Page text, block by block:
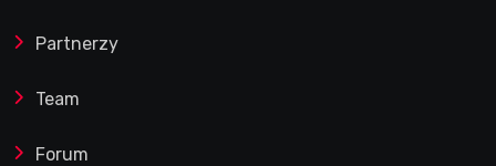
Partnerzy
Team
Forum